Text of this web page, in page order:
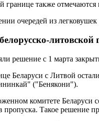
границе также
очередей из легковушек
литовской
решение с 1 марта
Беларуси с Литвой
("Бенякони").
комитете Беларуси
пропуска. Такое решение